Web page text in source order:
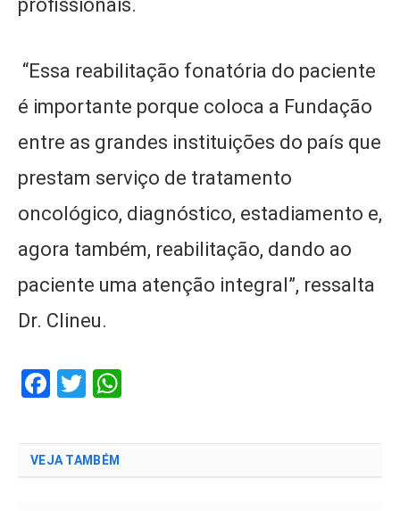
profissionais.
“Essa reabilitação fonatória do paciente
é importante porque coloca a Fundação
entre as grandes instituições do país que
prestam serviço de tratamento
oncológico, diagnóstico, estadiamento e,
agora também, reabilitação, dando ao
paciente uma atenção integral”, ressalta
Dr. Clineu.
Facebook
Twitter
VEJA TAMBÉM